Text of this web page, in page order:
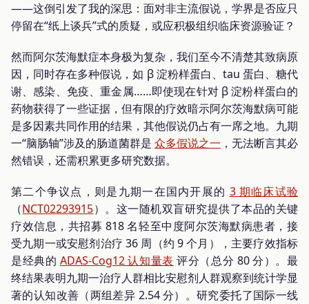
——这倒引发了我的深思：面对非主流假说，学界是否应只
停留在“纸上谈兵”式的质疑，或应积极组织临床资源验证？
然而阿尔茨海默症本身极为复杂，我们至今不清楚其致病原
因，同时存在多种假说，如 β 淀粉样蛋白、tau 蛋白、糖代
谢、感染、免疫、重金属……即使现在针对 β 淀粉样蛋白的
药物获得了一些证据，但有限的疗效暗示阿尔茨海默病可能
是多因素共同作用的结果，其他假说仍占有一席之地。九期
一“脑肠轴”涉及的肠道菌群是 众多假说之一 ，无法断言其必
然错误，还需积累更多研究数据。
第二个争议点，则是九期一在国内开展的 3 期临床试验
（NCT02293915）。这一随机双盲研究提供了本品的关键
疗效信息，共招募 818 名轻至中度阿尔茨海默病患者，接
受九期一或安慰剂治疗 36 周（约 9 个月），主要疗效指标
是经典的 ADAS-Cog12 认知量表 评分（总分 80 分）。最
终结果表明九期一治疗人群相比安慰剂人群观察到统计学显
著的认知改善（两组差异 2.54 分）。研究委托了国际一线